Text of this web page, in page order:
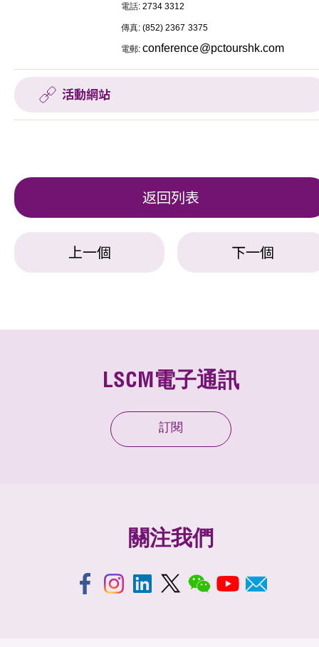
電話: 2734 3312
傳真: (852) 2367 3375
電郵:conference@pctourshk.com
活動網站
返回列表
上一個 下一個
LSCM電子通訊
訂閱
關注我們